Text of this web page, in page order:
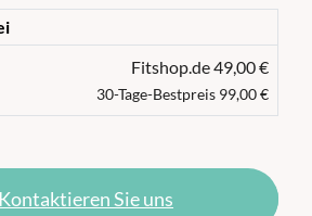
Fitshop.de 49,00 €
30-Tage-Bestpreis 99,00 €
Kontaktieren Sie uns